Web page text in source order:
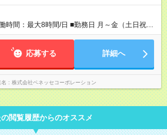
時間：最大8時間/日 ■勤務日 月～金（土日祝休
の場合、朝8時半から学校で就業できることが
応募する 詳細へ
株式会社ベネッセコーポレーション
閲覧履歴からのオススメ